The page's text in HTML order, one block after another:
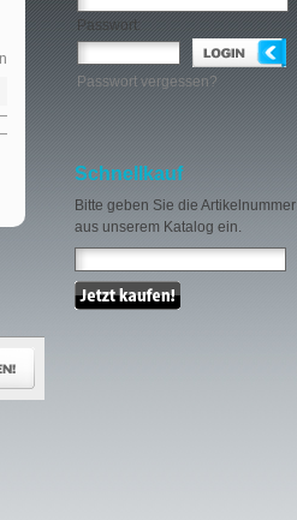
Passwort:
Passwort vergessen?
Schnellkauf
Bitte geben Sie die Artikelnummer
aus unserem Katalog ein.